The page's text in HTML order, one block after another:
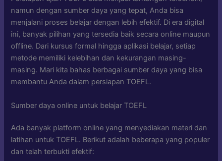
namun dengan sumber daya yang tepat, Anda bisa
menjalani proses belajar dengan lebih efektif. Di era digital
ini, banyak pilihan yang tersedia baik secara online maupun
offline. Dari kursus formal hingga aplikasi belajar, setiap
metode memiliki kelebihan dan kekurangan masing-
masing. Mari kita bahas berbagai sumber daya yang bisa
membantu Anda dalam persiapan TOEFL.
Sumber daya online untuk belajar TOEFL
Ada banyak platform online yang menyediakan materi dan
latihan untuk TOEFL. Berikut adalah beberapa yang populer
dan telah terbukti efektif: